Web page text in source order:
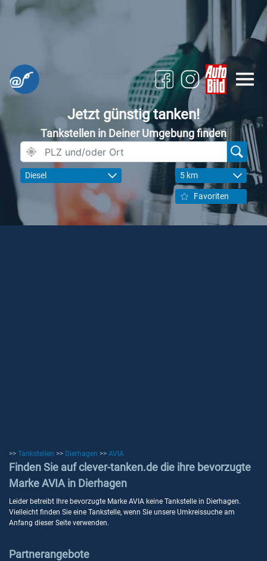
Jetzt günstig tanken!
Tankstellen in Deiner Umgebung finden
Diesel 5 km
Favoriten
>> Tankstellen >> Dierhagen >> AVIA
Finden Sie auf clever-tanken.de die ihre bevorzugte
Marke AVIA in Dierhagen
Leider betreibt Ihre bevorzugte Marke AVIA keine Tankstelle in Dierhagen.
Vielleicht finden Sie eine Tankstelle, wenn Sie unsere Umkreissuche am
Anfang dieser Seite verwenden.
Partnerangebote